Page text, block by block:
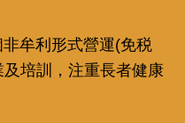
牟利形式營運(免税
及培訓，注重長者健康